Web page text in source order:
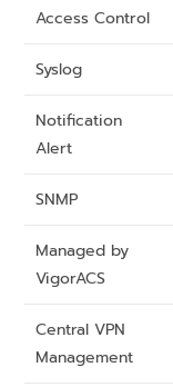
Access Control
Syslog
Notification
Alert
SNMP
Managed by
VigorACS
Central VPN
Management